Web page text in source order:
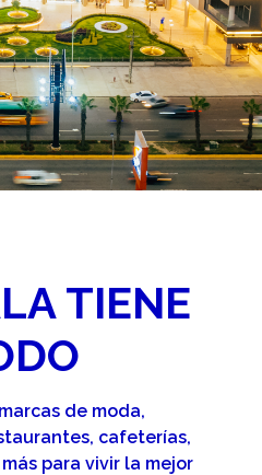
TIENE
de moda,
cafeterías,
para vivir la mejor